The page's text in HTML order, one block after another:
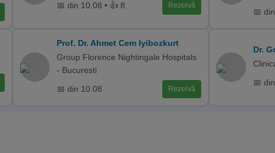
📅 din 10.08 • 👍 8 Rezervă
📅
Prof. Dr. Ahmet Cem Iyibozkurt
Group Florence Nightingale Hospitals
- Bucuresti
📅 din 10.08 Rezervă
Dr.
📅